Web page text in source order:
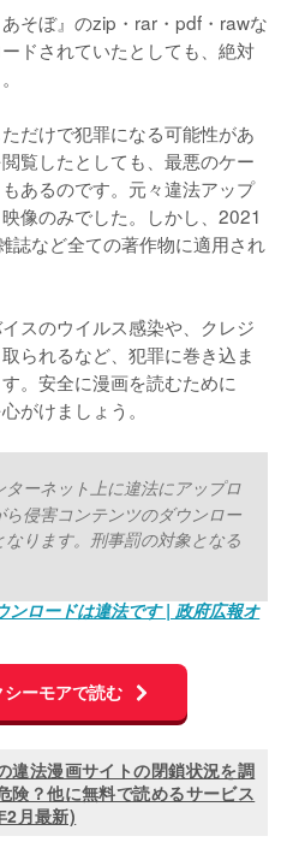
そぼ』のzip・rar・pdf・rawな
ドされていたとしても、絶対
だけで犯罪になる可能性があ
覧したとしても、最悪のケー
あるのです。元々違法アップ
像のみでした。しかし、2021
誌など全ての著作物に適用され
スのウイルス感染や、クレジ
られるなど、犯罪に巻き込ま
。安全に漫画を読むために
がけましょう。
ーネット上に違法にアップロ
侵害コンテンツのダウンロー
ります。刑事罰の対象となる
ンロードは違法です | 政府広報オ
ーモアで読む
違法漫画サイトの閉鎖状況を調
険？他に無料で読めるサービス
2月最新)